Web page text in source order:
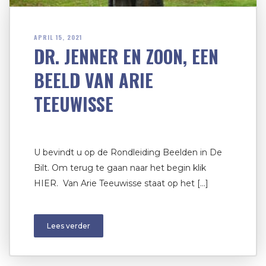
APRIL 15, 2021
DR. JENNER EN ZOON, EEN
BEELD VAN ARIE
TEEUWISSE
U bevindt u op de Rondleiding Beelden in De
Bilt. Om terug te gaan naar het begin klik
HIER. Van Arie Teeuwisse staat op het […]
Lees verder